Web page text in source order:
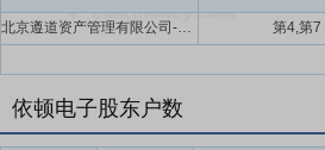
北京遵道资产管理有限公司-遵道资产-私募学院明星7号医疗私募基金,北京遵道资产管理有限公司-遵道稳健价值私募基金 第4,第7
依顿电子股东户数